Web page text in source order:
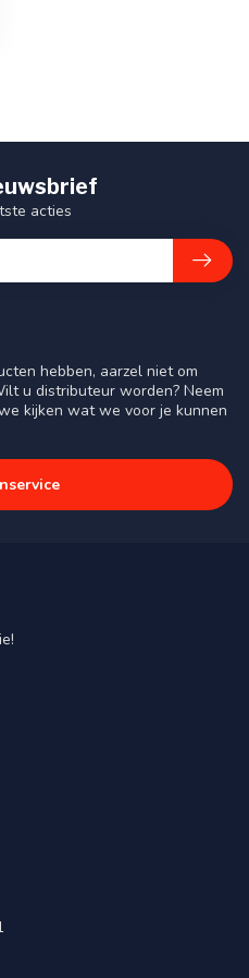
hebben, aarzel niet om
u distributeur worden? Neem
kijken wat we voor je kunnen
acties